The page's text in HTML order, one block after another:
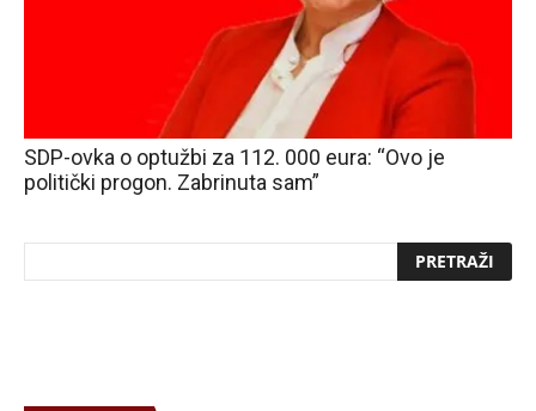
SDP-ovka o optužbi za 112. 000 eura: “Ovo je
politički progon. Zabrinuta sam”